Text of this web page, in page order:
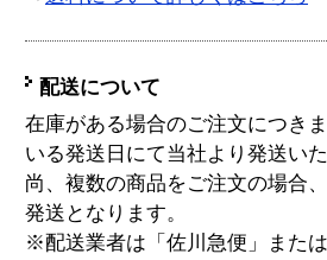
配送について
在庫がある場合のご注文につき
いる発送日にて当社より発送い
尚、複数の商品をご注文の場合
発送となります。
※配送業者は「佐川急便」また